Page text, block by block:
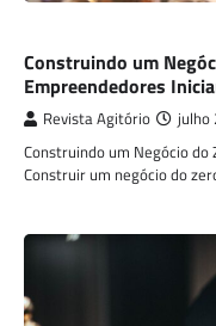
Construindo um
Empreendedores
Revista Agitório julho
Construindo um Negócio
Construir um negócio do